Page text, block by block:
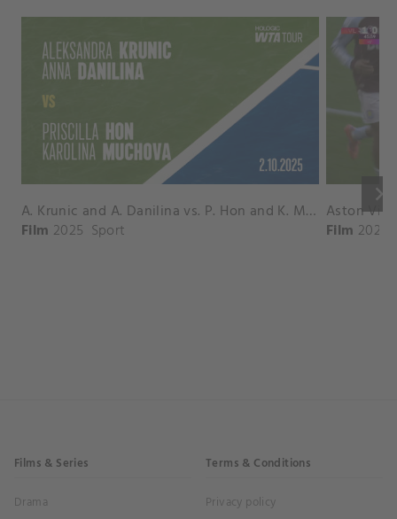
keyboard_arrow_right
A. Krunic and A. Danilina vs. P. Hon and K. Muchova Match Highlights - BEIJING_Capital Group Diamond ( October 02, 2025)
Film 2025 Sport Film 2026
Films & Series
Drama
Terms & Conditions
Privacy policy